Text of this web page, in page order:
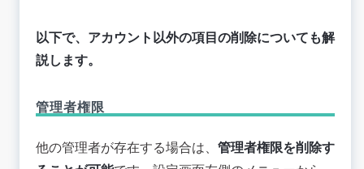
以下で、アカウント以外の項目の削除についても解
説します。
管理者権限
他の管理者が存在する場合は、 管理者権限を削除す